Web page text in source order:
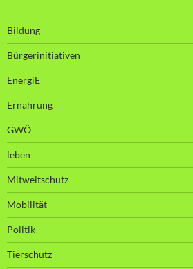
Bildung
Bürgerinitiativen
EnergiE
Ernährung
GWÖ
leben
Mitweltschutz
Mobilität
Politik
Tierschutz